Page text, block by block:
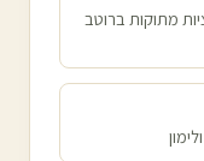
מתוקות ברוטב